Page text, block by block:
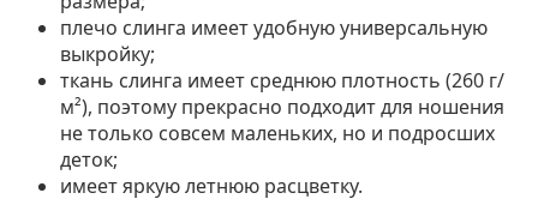
плечо слинга имеет удобную универсальную
выкройку;
ткань слинга имеет среднюю плотность (260 г/
м²), поэтому прекрасно подходит для ношения
не только совсем маленьких, но и подросших
деток;
имеет яркую летнюю расцветку.